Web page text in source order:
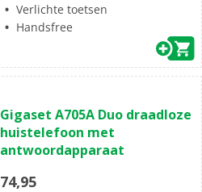
Verlichte toetsen
Handsfree
van
de
5
Gigaset A705A Duo draadloze
huistelefoon met
antwoordapparaat
74,95